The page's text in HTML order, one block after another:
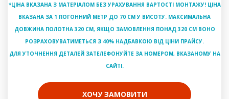
*ЦІНА ВКАЗАНА З МАТЕРІАЛОМ БЕЗ УРАХУВАННЯ ВАРТОСТІ МОНТАЖУ! ЦІНА
ВКАЗАНА ЗА 1 ПОГОННИЙ МЕТР ДО 70 СМ У ВИСОТУ. МАКСИМАЛЬНА
ДОВЖИНА ПОЛОТНА 320 СМ, ЯКЩО ЗАМОВЛЕННЯ ПОНАД 320 СМ ВОНО
РОЗРАХОВУВАТИМЕТЬСЯ З 40% НАДБАВКОЮ ВІД ЦІНИ ПРАЙСУ.
ДЛЯ УТОЧНЕННЯ ДЕТАЛЕЙ ЗАТЕЛЕФОНУЙТЕ ЗА НОМЕРОМ, ВКАЗАНОМУ НА
САЙТІ.
ХОЧУ ЗАМОВИТИ